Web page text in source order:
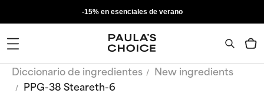
-15% en esenciales de verano
Diccionario de ingredientes
New ingredients
PPG-38 Steareth-6